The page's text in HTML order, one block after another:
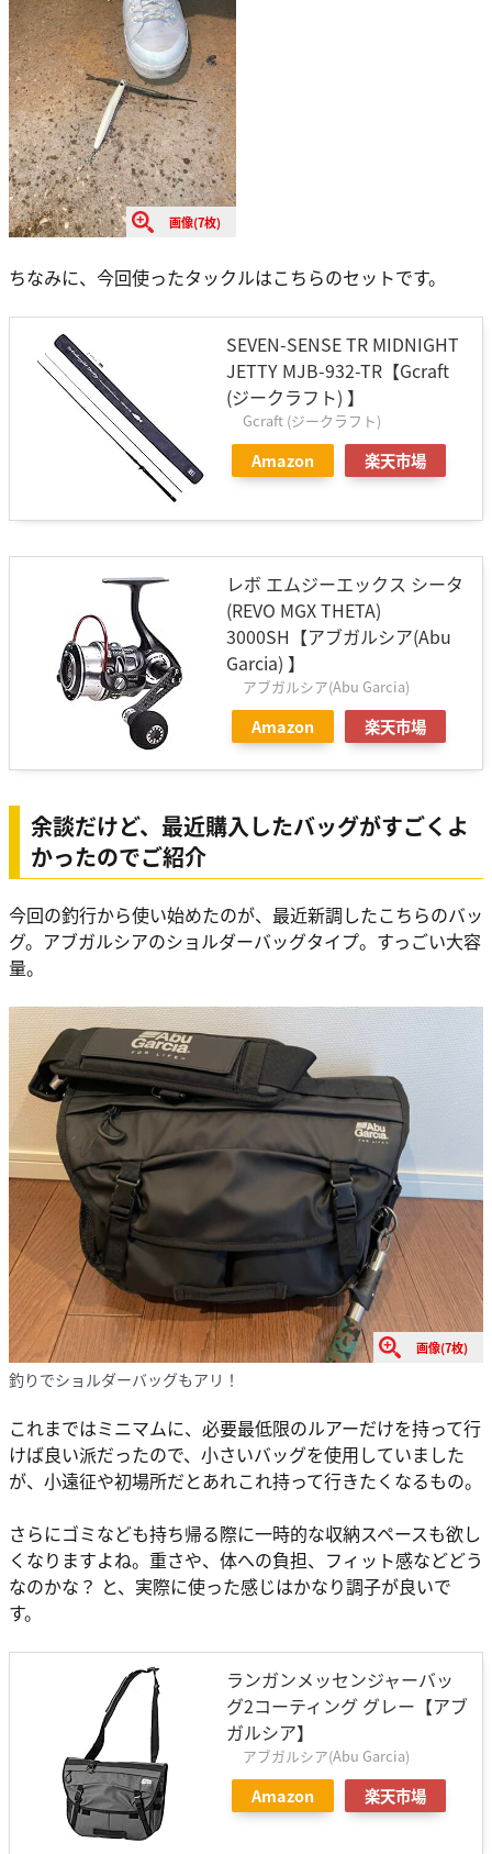
画像(7枚)
ちなみに、今回使ったタックルはこちらのセットです。
SEVEN-SENSE TR MIDNIGHT
JETTY MJB-932-TR【Gcraft
(ジークラフト) 】
Gcraft (ジークラフト)
Amazon 楽天市場
レボ エムジーエックス シータ
(REVO MGX THETA)
3000SH【アブガルシア(Abu
Garcia) 】
アブガルシア(Abu Garcia)
Amazon 楽天市場
余談だけど、最近購入したバッグがすごくよ
かったのでご紹介
今回の釣行から使い始めたのが、最近新調したこちらのバッ
グ。アブガルシアのショルダーバッグタイプ。すっごい大容
量。
画像(7枚)
釣りでショルダーバッグもアリ！
これまではミニマムに、必要最低限のルアーだけを持って行
けば良い派だったので、小さいバッグを使用していました
が、小遠征や初場所だとあれこれ持って行きたくなるもの。
さらにゴミなども持ち帰る際に一時的な収納スペースも欲し
くなりますよね。重さや、体への負担、フィット感などどう
なのかな？ と、実際に使った感じはかなり調子が良いで
す。
ランガンメッセンジャーバッ
グ2コーティング グレー【アブ
ガルシア】
アブガルシア(Abu Garcia)
Amazon 楽天市場